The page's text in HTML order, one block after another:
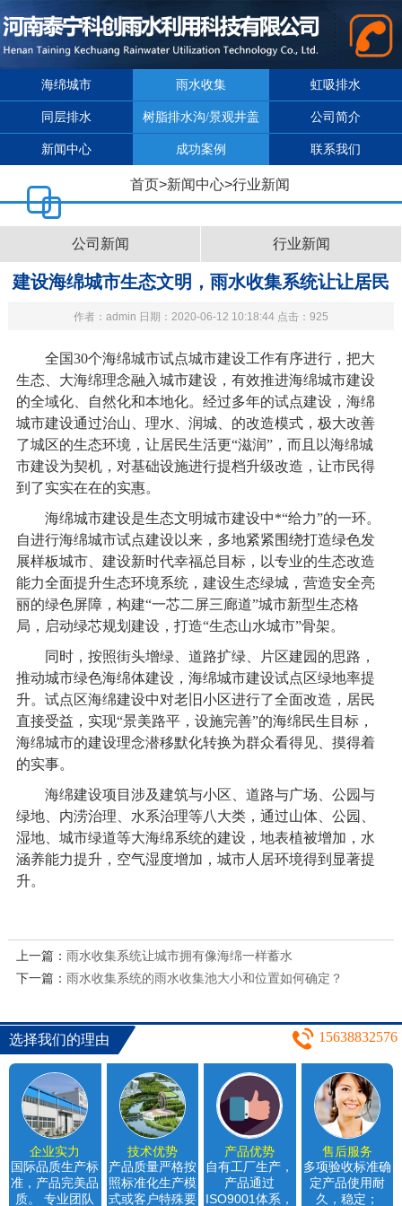
海绵城市 雨水收集 虹吸排水
同层排水 树脂排水沟/景观井盖 公司简介
新闻中心 成功案例 联系我们
首页>新闻中心>行业新闻
公司新闻 行业新闻
建设海绵城市生态文明，雨水收集系统让让居民
生活更“滋润”
作者：admin 日期：2020-06-12 10:18:44 点击：925
全国30个海绵城市试点城市建设工作有序进行，把大
生态、大海绵理念融入城市建设，有效推进海绵城市建设
的全域化、自然化和本地化。经过多年的试点建设，海绵
城市建设通过治山、理水、润城、的改造模式，极大改善
了城区的生态环境，让居民生活更“滋润”，而且以海绵城
市建设为契机，对基础设施进行提档升级改造，让市民得
到了实实在在的实惠。
海绵城市建设是生态文明城市建设中*“给力”的一环。
自进行海绵城市试点建设以来，多地紧紧围绕打造绿色发
展样板城市、建设新时代幸福总目标，以专业的生态改造
能力全面提升生态环境系统，建设生态绿城，营造安全亮
丽的绿色屏障，构建“一芯二屏三廊道”城市新型生态格
局，启动绿芯规划建设，打造“生态山水城市”骨架。
同时，按照街头增绿、道路扩绿、片区建园的思路，
推动城市绿色海绵体建设，海绵城市建设试点区绿地率提
升。试点区海绵建设中对老旧小区进行了全面改造，居民
直接受益，实现“景美路平，设施完善”的海绵民生目标，
海绵城市的建设理念潜移默化转换为群众看得见、摸得着
的实事。
海绵建设项目涉及建筑与小区、道路与广场、公园与
绿地、内涝治理、水系治理等八大类，通过山体、公园、
湿地、城市绿道等大海绵系统的建设，地表植被增加，水
涵养能力提升，空气湿度增加，城市人居环境得到显著提
升。
上一篇： 雨水收集系统让城市拥有像海绵一样蓄水
下一篇： 雨水收集系统的雨水收集池大小和位置如何确定？
选择我们的理由 15638832576
企业实力
国际品质生产标
准，产品完美品
质。 专业团队
技术优势
产品质量严格按
照标准化生产模
式或客户特殊要
产品优势
自有工厂生产，
产品通过
ISO9001体系，
售后服务
多项验收标准确
定产品使用耐
久，稳定；